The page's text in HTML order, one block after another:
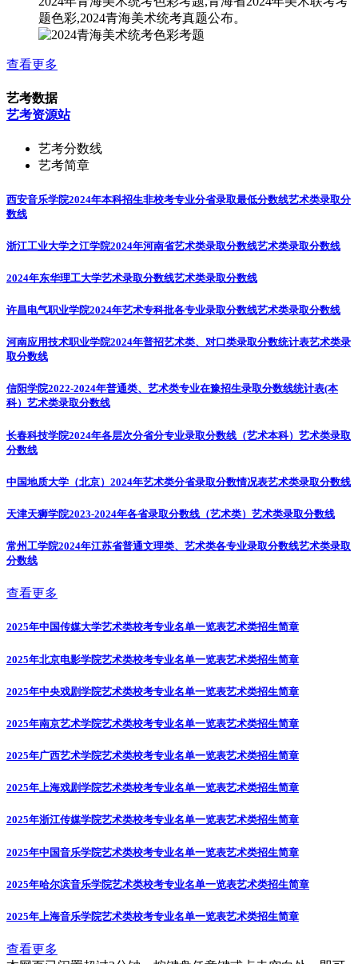
题色彩,2024青海美术统考真题公布。
查看更多
艺考数据
艺考资源站
艺考分数线
艺考简章
西安音乐学院2024年本科招生非校考专业分省录取最低分数线艺术类录取分
数线
浙江工业大学之江学院2024年河南省艺术类录取分数线艺术类录取分数线
2024年东华理工大学艺术录取分数线艺术类录取分数线
许昌电气职业学院2024年艺术专科批各专业录取分数线艺术类录取分数线
河南应用技术职业学院2024年普招艺术类、对口类录取分数统计表艺术类录
取分数线
信阳学院2022-2024年普通类、艺术类专业在豫招生录取分数线统计表(本
科） 艺术类录取分数线
长春科技学院2024年各层次分省分专业录取分数线（艺术本科） 艺术类录取
分数线
中国地质大学（北京）2024年艺术类分省录取分数情况表艺术类录取分数线
天津天狮学院2023-2024年各省录取分数线（艺术类） 艺术类录取分数线
常州工学院2024年江苏省普通文理类、艺术类各专业录取分数线艺术类录取
分数线
查看更多
2025年中国传媒大学艺术类校考专业名单一览表艺术类招生简章
2025年北京电影学院艺术类校考专业名单一览表艺术类招生简章
2025年中央戏剧学院艺术类校考专业名单一览表艺术类招生简章
2025年南京艺术学院艺术类校考专业名单一览表艺术类招生简章
2025年广西艺术学院艺术类校考专业名单一览表艺术类招生简章
2025年上海戏剧学院艺术类校考专业名单一览表艺术类招生简章
2025年浙江传媒学院艺术类校考专业名单一览表艺术类招生简章
2025年中国音乐学院艺术类校考专业名单一览表艺术类招生简章
2025年哈尔滨音乐学院艺术类校考专业名单一览表艺术类招生简章
2025年上海音乐学院艺术类校考专业名单一览表艺术类招生简章
查看更多